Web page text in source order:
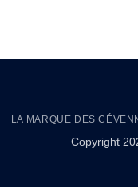
LA MARQUE DES
Copyright